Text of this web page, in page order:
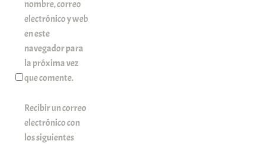
nombre, correo
electrónico y web
en este
navegador para
la próxima vez
que comente.
Recibir un correo
electrónico con
los siguientes